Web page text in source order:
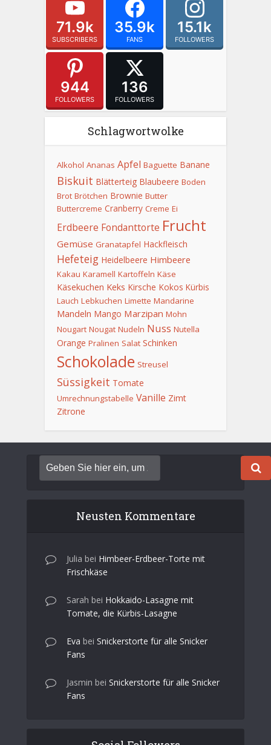
71.9k
SUBSCRIBERS
35.9k
FANS
15.1k
FOLLOWERS
944
FOLLOWERS
136
FOLLOWERS
Schlagwortwolke
Alkohol Ananas Apfel Baguette Banane
Biskuit Blätterteig Blaubeere Boden
Brot Brötchen Brownie Butter
Buttercreme Cranberry Creme Ei
Erdbeere Fondanttorte Frucht
Gemüse Granatapfel Hackfleisch
Hefeteig Heidelbeere Himbeere
Kakau Karamell Kartoffeln Käse
Käsekuchen Keks Kirsche Kokos Kürbis
Lauch Lebkuchen Limette Mandarine
Mandeln Mango Marzipan Mohn
Nougart Nougat Nudeln Nuss Nutella
Orange Pralinen Salat Schinken
Schokolade Streusel
Süssigkeit Tomate
Umrechnungstabelle Vanille Zimt
Zitrone
Neusten Kommentare
Julia bei Himbeer-Erdbeer-Torte mit
Frischkäse
Sarah bei Hokkaido-Lasagne mit
Tomate, die Kürbis-Lasagne
Eva bei Snickerstorte für alle Snicker
Fans
Jasmin bei Snickerstorte für alle Snicker
Fans